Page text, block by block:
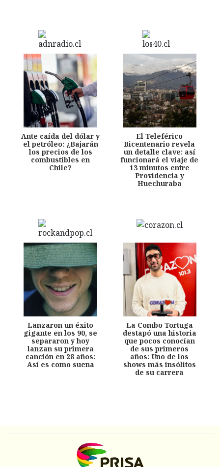
Ante caída del dólar y
el petróleo: ¿Bajarán
los precios de los
combustibles en
Chile?
El Teleférico
Bicentenario revela
un detalle clave: así
funcionará el viaje de
13 minutos entre
Providencia y
Huechuraba
Lanzaron un éxito
gigante en los 90, se
separaron y hoy
lanzan su primera
canción en 28 años:
Así es como suena
La Combo Tortuga
destapó una historia
que pocos conocían
de sus primeros
años: Uno de los
shows más insólitos
de su carrera